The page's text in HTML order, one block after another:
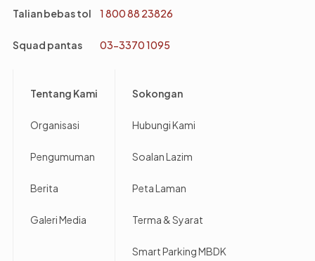
Talian bebas tol 1 800 88 23826
Squad pantas 03-3370 1095
Tentang Kami
Organisasi
Pengumuman
Berita
Galeri Media
Sokongan
Hubungi Kami
Soalan Lazim
Peta Laman
Terma & Syarat
Smart Parking MBDK